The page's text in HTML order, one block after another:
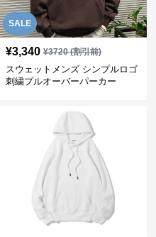
SALE
¥3,340 ¥3720(割引前)
スウェットメンズ シンプルロゴ
刺繍プルオーバーパーカー